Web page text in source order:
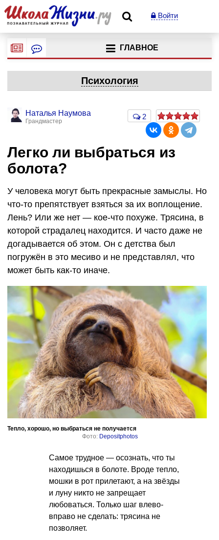
Войти
ГЛАВНОЕ
Психология
Наталья Наумова
Грандмастер
2
Легко ли выбраться из
болота?
У человека могут быть прекрасные замыслы. Но
что-то препятствует взяться за их воплощение.
Лень? Или же нет — кое-что похуже. Трясина, в
которой страдалец находится. И часто даже не
догадывается об этом. Он с детства был
погружён в это месиво и не представлял, что
может быть как-то иначе.
Тепло, хорошо, но выбраться не получается
Фото: Depositphotos
Самое трудное — осознать, что ты
находишься в болоте. Вроде тепло,
мошки в рот прилетают, а на звёзды
и луну никто не запрещает
любоваться. Только шаг влево-
вправо не сделать: трясина не
позволяет.